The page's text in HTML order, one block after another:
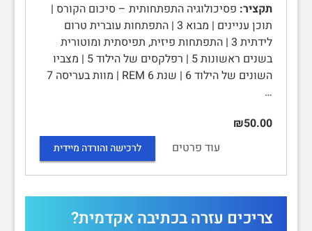
תקציר: פסיכולוגיה התפתחותית – סיכום הקורס |
תוכן עניינים | מבוא 3 | התפתחות עוברית טרום
לידתית 3 | התפתחות פיזית, תפיסתית ומוטורית
בשנים ראשונות 5 | רפלקסים של הילוד 5 | מצביו
השונים של הילוד 6 | שנת REM 6 | מוות בעריסה 7
…
₪50.00
עוד פרטים
לרכישה והורדה מיידית
צריכים עזרה בכתיבה אקדמית?